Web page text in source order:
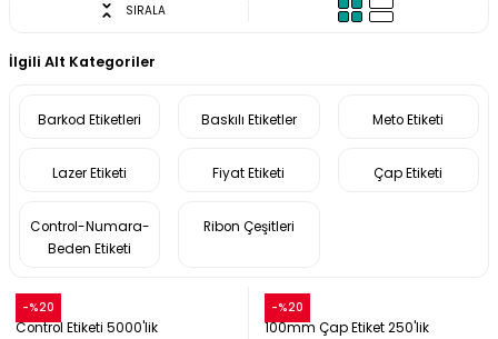
SIRALA
İlgili Alt Kategoriler
Barkod Etiketleri Baskılı Etiketler Meto Etiketi
Lazer Etiketi Fiyat Etiketi Çap Etiketi
Control-Numara-
Beden Etiketi
Ribon Çeşitleri
-%20
Snow
Control Etiketi 5000'lik
-%20
Snow
100mm Çap Etiket 250'lik